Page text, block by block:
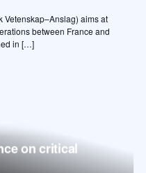
Vetenskap–Anslag) aims at
between France and
in […]
on critical